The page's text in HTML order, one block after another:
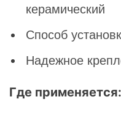
керамический
Способ
Надежное
Где применяется: